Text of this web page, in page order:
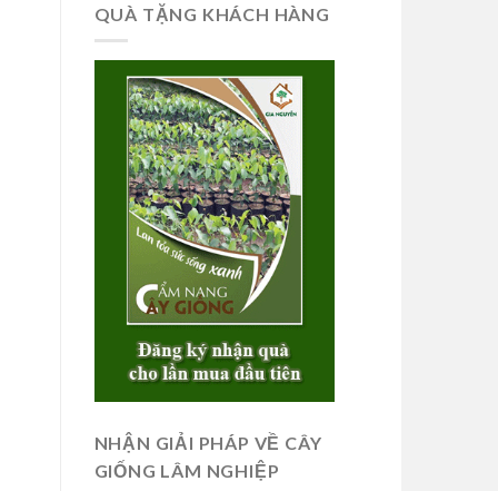
QUÀ TẶNG KHÁCH HÀNG
NHẬN GIẢI PHÁP VỀ CÂY
GIỐNG LÂM NGHIỆP